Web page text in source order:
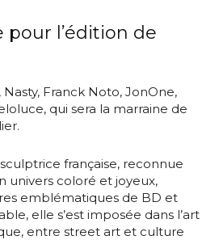
pour l’édition de
Franck Noto, JonOne,
qui sera la marraine de
française, reconnue
univers coloré et joyeux,
emblématiques de BD et
elle s’est imposée dans l’art
entre street art et culture